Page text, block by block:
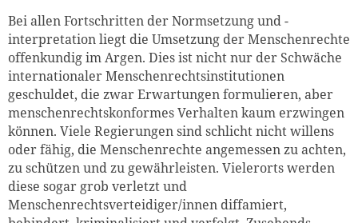
Bei allen Fortschritten der Normsetzung und -
interpretation liegt die Umsetzung der Menschenrechte
offenkundig im Argen. Dies ist nicht nur der Schwäche
internationaler Menschenrechtsinstitutionen
geschuldet, die zwar Erwartungen formulieren, aber
menschenrechtskonformes Verhalten kaum erzwingen
können. Viele Regierungen sind schlicht nicht willens
oder fähig, die Menschenrechte angemessen zu achten,
zu schützen und zu gewährleisten. Vielerorts werden
diese sogar grob verletzt und
Menschenrechtsverteidiger/innen diffamiert,